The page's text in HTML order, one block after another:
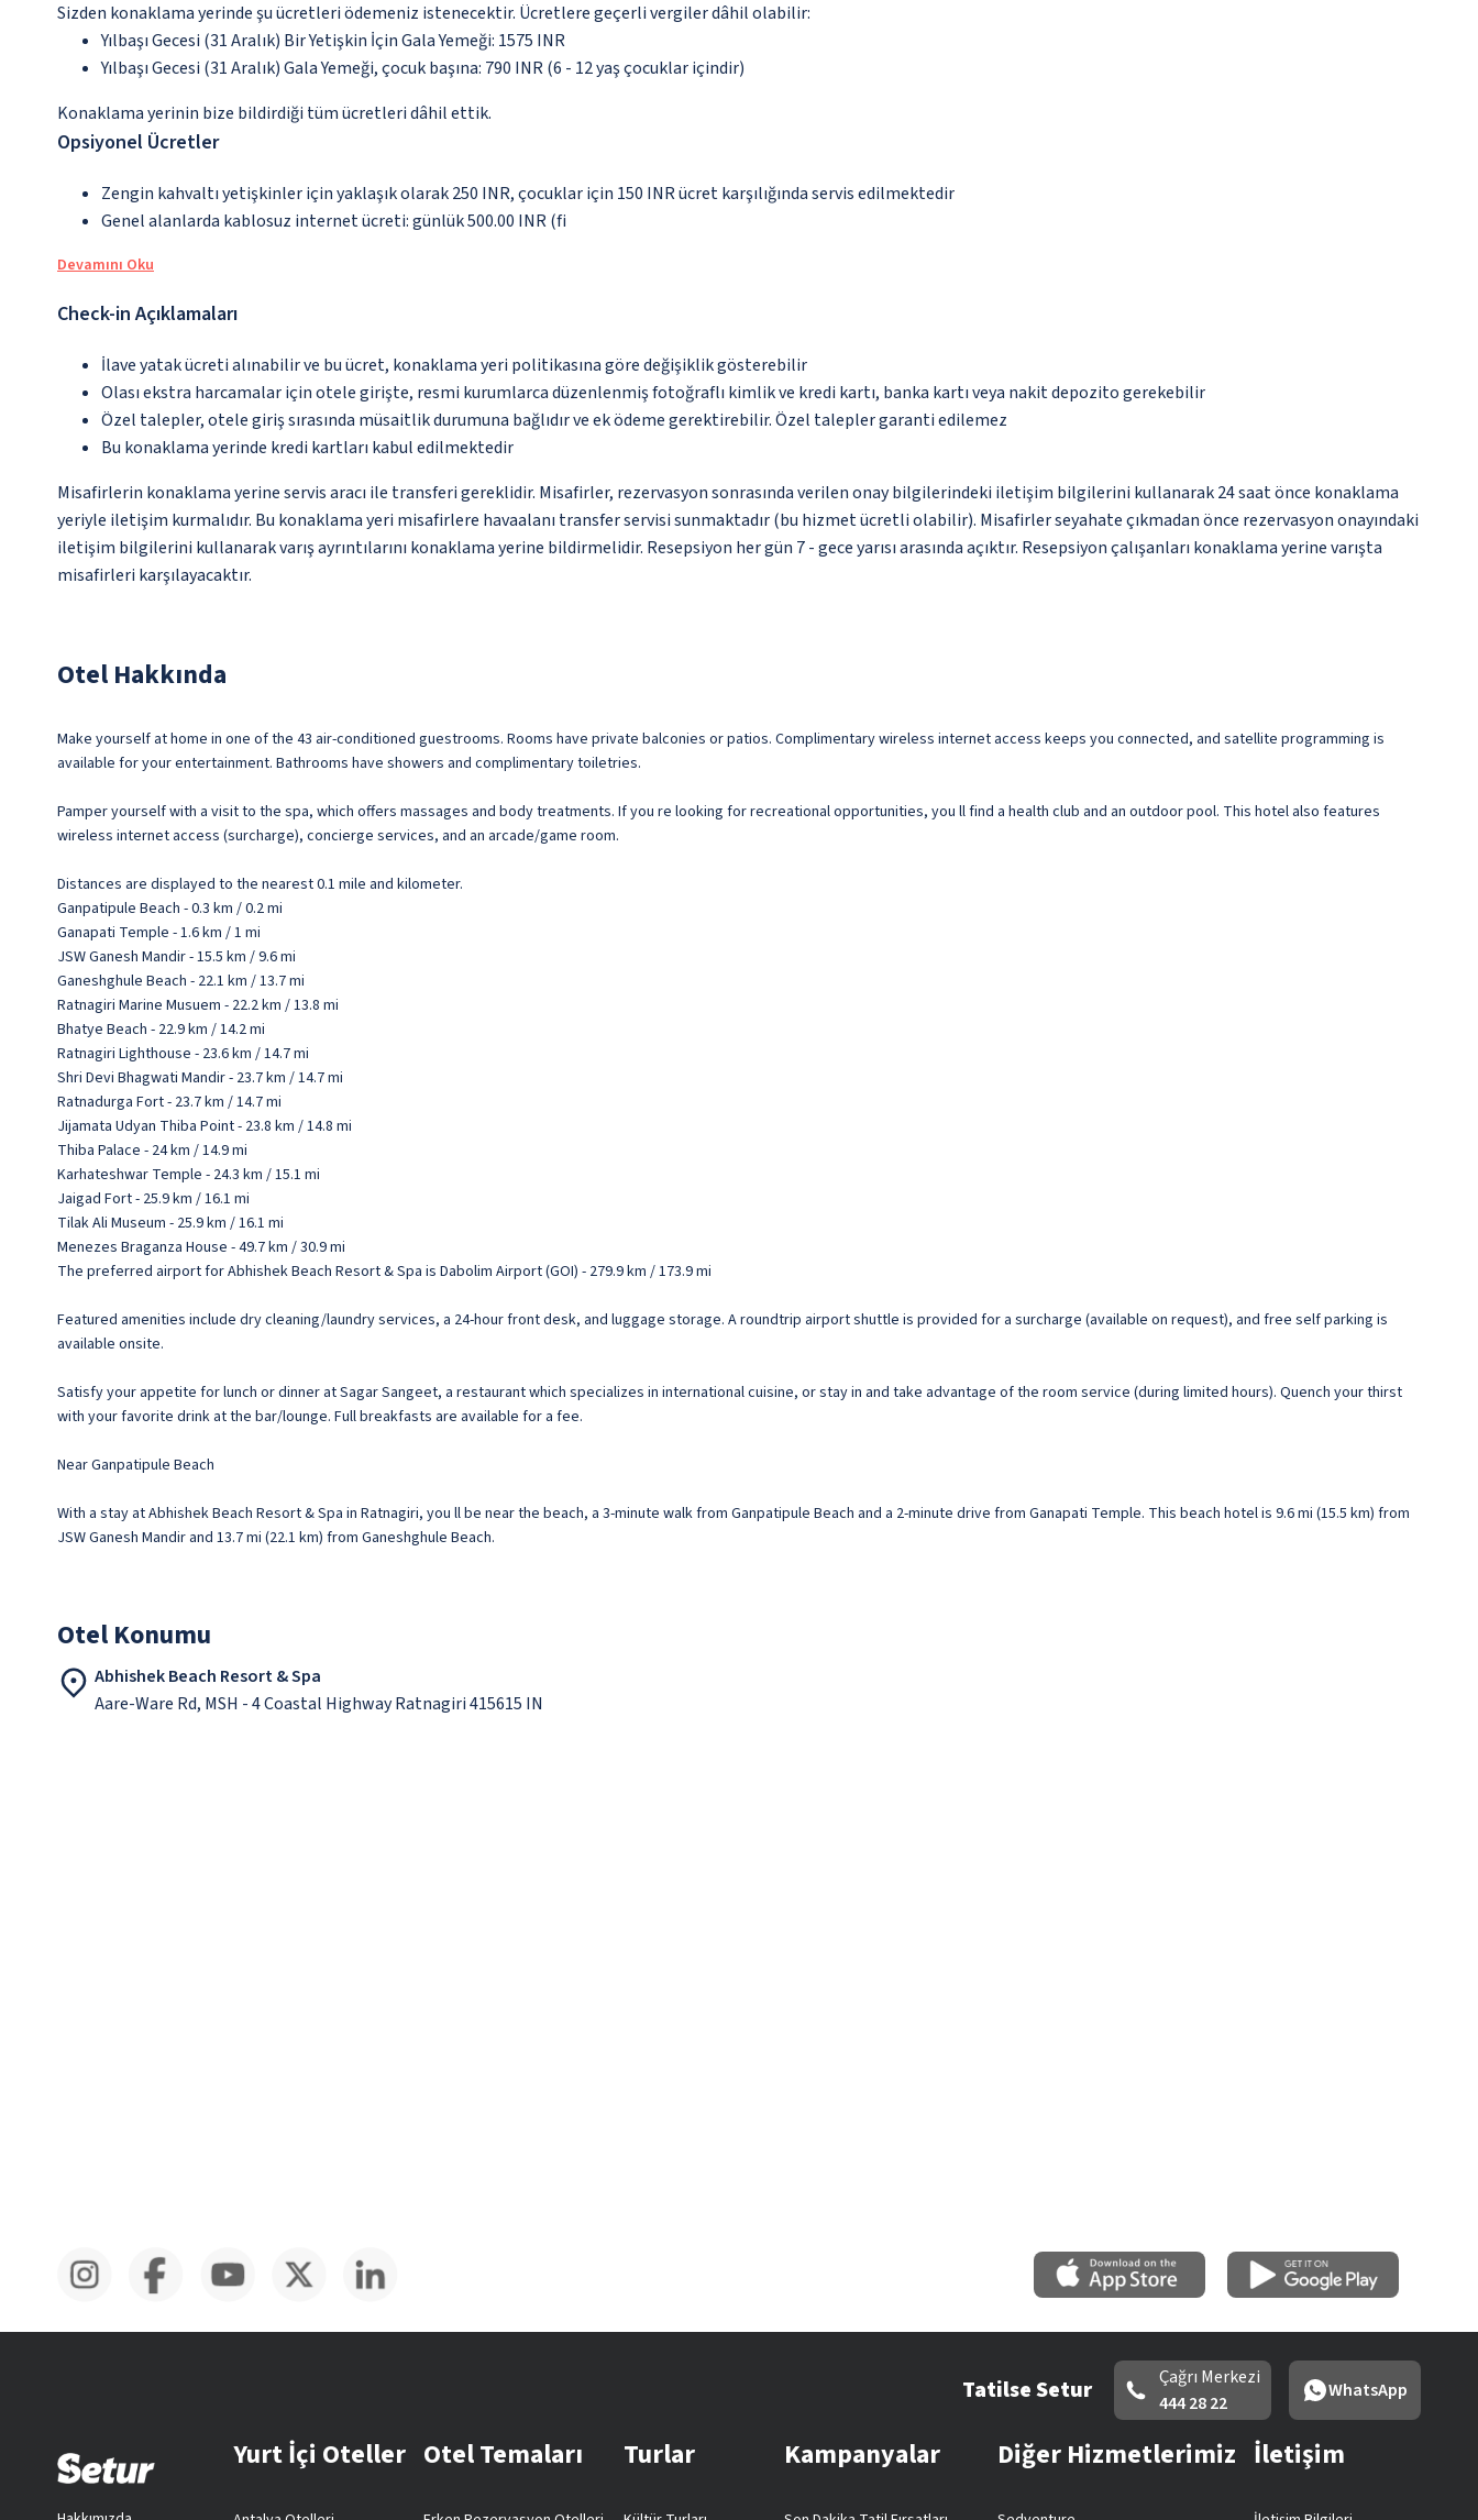
Sizden konaklama yerinde şu ücretleri ödemeniz istenecektir. Ücretlere geçerli vergiler dâhil olabilir:
Yılbaşı Gecesi (31 Aralık) Bir Yetişkin İçin Gala Yemeği: 1575 INR
Yılbaşı Gecesi (31 Aralık) Gala Yemeği, çocuk başına: 790 INR (6 - 12 yaş çocuklar içindir)
Konaklama yerinin bize bildirdiği tüm ücretleri dâhil ettik.
Opsiyonel Ücretler
Zengin kahvaltı yetişkinler için yaklaşık olarak 250 INR, çocuklar için 150 INR ücret karşılığında servis edilmektedir
Genel alanlarda kablosuz internet ücreti: günlük 500.00 INR (fi
Devamını Oku
Check-in Açıklamaları
İlave yatak ücreti alınabilir ve bu ücret, konaklama yeri politikasına göre değişiklik gösterebilir
Olası ekstra harcamalar için otele girişte, resmi kurumlarca düzenlenmiş fotoğraflı kimlik ve kredi kartı, banka kartı veya nakit depozito gerekebilir
Özel talepler, otele giriş sırasında müsaitlik durumuna bağlıdır ve ek ödeme gerektirebilir. Özel talepler garanti edilemez
Bu konaklama yerinde kredi kartları kabul edilmektedir
Misafirlerin konaklama yerine servis aracı ile transferi gereklidir. Misafirler, rezervasyon sonrasında verilen onay bilgilerindeki iletişim bilgilerini kullanarak 24 saat önce konaklama
yeriyle iletişim kurmalıdır. Bu konaklama yeri misafirlere havaalanı transfer servisi sunmaktadır (bu hizmet ücretli olabilir). Misafirler seyahate çıkmadan önce rezervasyon onayındaki
iletişim bilgilerini kullanarak varış ayrıntılarını konaklama yerine bildirmelidir. Resepsiyon her gün 7 - gece yarısı arasında açıktır. Resepsiyon çalışanları konaklama yerine varışta
misafirleri karşılayacaktır.
Otel Hakkında
Make yourself at home in one of the 43 air-conditioned guestrooms. Rooms have private balconies or patios. Complimentary wireless internet access keeps you connected, and satellite programming is
available for your entertainment. Bathrooms have showers and complimentary toiletries.
Pamper yourself with a visit to the spa, which offers massages and body treatments. If you re looking for recreational opportunities, you ll find a health club and an outdoor pool. This hotel also features
wireless internet access (surcharge), concierge services, and an arcade/game room.
Distances are displayed to the nearest 0.1 mile and kilometer.
Ganpatipule Beach - 0.3 km / 0.2 mi
Ganapati Temple - 1.6 km / 1 mi
JSW Ganesh Mandir - 15.5 km / 9.6 mi
Ganeshghule Beach - 22.1 km / 13.7 mi
Ratnagiri Marine Musuem - 22.2 km / 13.8 mi
Bhatye Beach - 22.9 km / 14.2 mi
Ratnagiri Lighthouse - 23.6 km / 14.7 mi
Shri Devi Bhagwati Mandir - 23.7 km / 14.7 mi
Ratnadurga Fort - 23.7 km / 14.7 mi
Jijamata Udyan Thiba Point - 23.8 km / 14.8 mi
Thiba Palace - 24 km / 14.9 mi
Karhateshwar Temple - 24.3 km / 15.1 mi
Jaigad Fort - 25.9 km / 16.1 mi
Tilak Ali Museum - 25.9 km / 16.1 mi
Menezes Braganza House - 49.7 km / 30.9 mi
The preferred airport for Abhishek Beach Resort & Spa is Dabolim Airport (GOI) - 279.9 km / 173.9 mi
Featured amenities include dry cleaning/laundry services, a 24-hour front desk, and luggage storage. A roundtrip airport shuttle is provided for a surcharge (available on request), and free self parking is
available onsite.
Satisfy your appetite for lunch or dinner at Sagar Sangeet, a restaurant which specializes in international cuisine, or stay in and take advantage of the room service (during limited hours). Quench your thirst
with your favorite drink at the bar/lounge. Full breakfasts are available for a fee.
Near Ganpatipule Beach
With a stay at Abhishek Beach Resort & Spa in Ratnagiri, you ll be near the beach, a 3-minute walk from Ganpatipule Beach and a 2-minute drive from Ganapati Temple. This beach hotel is 9.6 mi (15.5 km) from
JSW Ganesh Mandir and 13.7 mi (22.1 km) from Ganeshghule Beach.
Otel Konumu
Abhishek Beach Resort & Spa
Aare-Ware Rd, MSH - 4 Coastal Highway Ratnagiri 415615 IN
Tatilse Setur
Çağrı Merkezi
444 28 22
WhatsApp
Yurt İçi Oteller Otel Temaları Turlar Kampanyalar Diğer Hizmetlerimiz İletişim